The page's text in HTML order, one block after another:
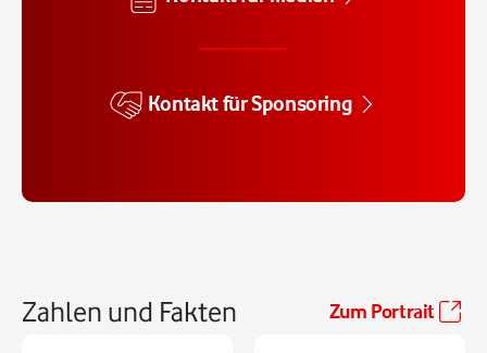
Kontakt für Sponsoring
Zahlen und Fakten Zum Portrait